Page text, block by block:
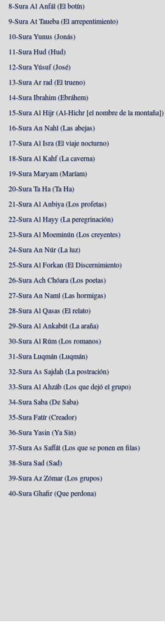
8-Sura Al Anfál (El botín)
9-Sura At Taueba (El arrepentimiento)
10-Sura Yunus (Jonás)
11-Sura Hud (Hud)
12-Sura Yúsuf (José)
13-Sura Ar rad (El trueno)
14-Sura Ibrahim (Ebráhem)
15-Sura Al Hijr (Al-Hichr [el nombre de la montaña])
16-Sura An Nahl (Las abejas)
17-Sura Al Isra (El viaje nocturno)
18-Sura Al Kahf (La caverna)
19-Sura Maryam (Maríam)
20-Sura Ta Ha (Ta Ha)
21-Sura Al Anbiya (Los profetas)
22-Sura Al Hayy (La peregrinación)
23-Sura Al Moeminún (Los creyentes)
24-Sura An Núr (La luz)
25-Sura Al Forkan (El Discernimiento)
26-Sura Ach Chóara (Los poetas)
27-Sura An Naml (Las hormigas)
28-Sura Al Qasas (El relato)
29-Sura Al Ankabút (La araña)
30-Sura Al Rúm (Los romanos)
31-Sura Luqmán (Luqmán)
32-Sura As Sajdah (La postración)
33-Sura Al Ahzáb (Los que dejó el grupo)
34-Sura Saba (De Saba)
35-Sura Fatír (Creador)
36-Sura Yasin (Ya Sin)
37-Sura As Saffát (Los que se ponen en filas)
38-Sura Sad (Sad)
39-Sura Az Zómar (Los grupos)
40-Sura Ghafir (Que perdona)